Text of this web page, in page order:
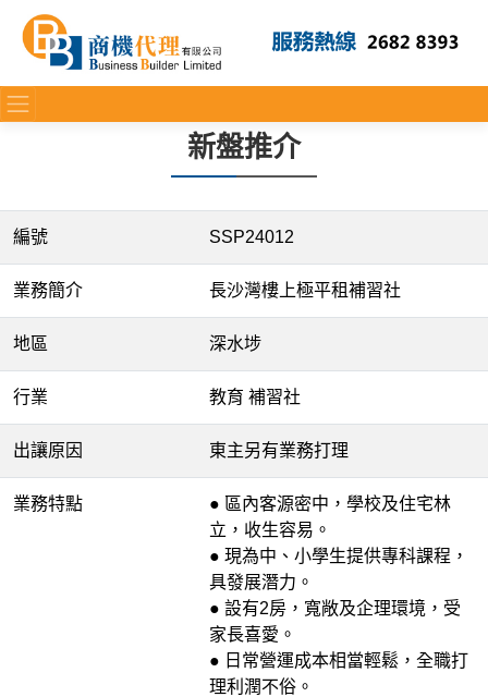
新盤推介
編號 SSP24012
業務簡介 長沙灣樓上極平租補習社
地區 深水埗
行業 教育 補習社
出讓原因 東主另有業務打理
業務特點
● 區內客源密中，學校及住宅林
立，收生容易。
● 現為中、小學生提供專科課程，
具發展潛力。
● 設有2房，寬敞及企理環境，受
家長喜愛。
● 日常營運成本相當輕鬆，全職打
理利潤不俗。